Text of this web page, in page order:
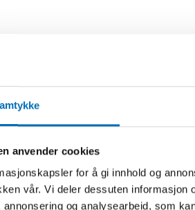
anvender cookies
for å gi innhold og
vår. Vi deler dessuten
annonsering og analysearbeid, som
att andra sektorer kan inspireras.
för medie- och
via AI
att samtliga internationella
ungdomsrepresentant.